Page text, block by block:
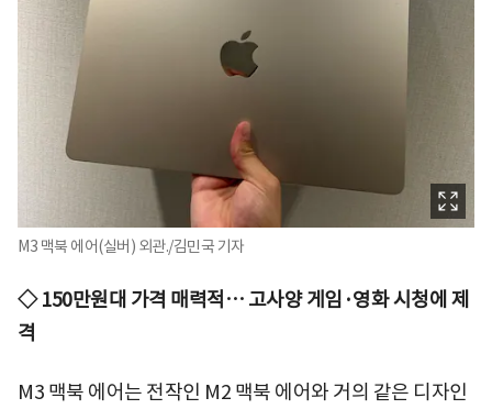
M3 맥북 에어(실버) 외관./김민국 기자
◇ 150만원대 가격 매력적… 고사양 게임·영화 시청에 제
격
M3 맥북 에어는 전작인 M2 맥북 에어와 거의 같은 디자인